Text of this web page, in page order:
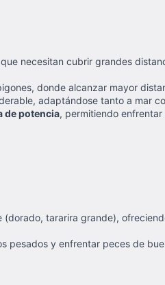
necesitan cubrir grandes
donde alcanzar mayor
adaptándose tanto a mar
de potencia, permitiendo
tararira grande),
pesados y enfrentar peces de